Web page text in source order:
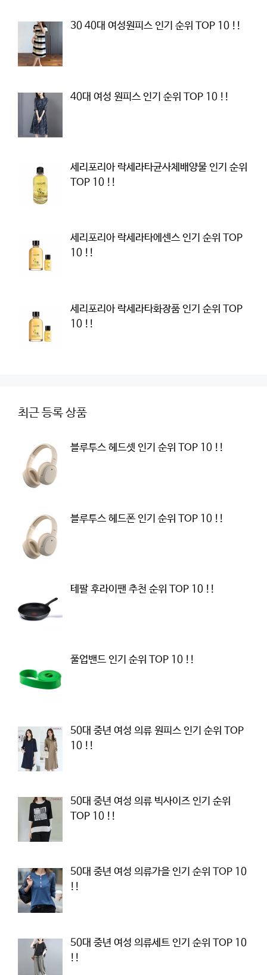
30 40대 여성원피스 인기 순위 TOP 10 !!
40대 여성 원피스 인기 순위 TOP 10 !!
세리포리아 락세라타균사체배양물 인기 순위
TOP 10 !!
세리포리아 락세라타에센스 인기 순위 TOP
10 !!
세리포리아 락세라타화장품 인기 순위 TOP
10 !!
최근 등록 상품
블루투스 헤드셋 인기 순위 TOP 10 !!
블루투스 헤드폰 인기 순위 TOP 10 !!
테팔 후라이팬 추천 순위 TOP 10 !!
풀업밴드 인기 순위 TOP 10 !!
50대 중년 여성 의류 원피스 인기 순위 TOP
10 !!
50대 중년 여성 의류 빅사이즈 인기 순위
TOP 10 !!
50대 중년 여성 의류가을 인기 순위 TOP 10
!!
50대 중년 여성 의류세트 인기 순위 TOP 10
!!